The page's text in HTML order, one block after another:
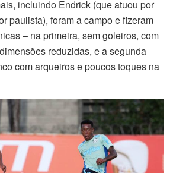
incluindo Endrick (que atuou por
paulista), foram a campo e fizeram
– na primeira, sem goleiros, com
reduzidas, e a segunda
com arqueiros e poucos toques na